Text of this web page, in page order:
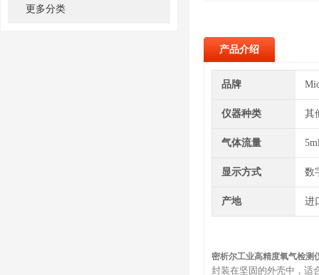
更多分类
产品介绍
品牌
仪器种类 其
气体流量
显示方式 数
产地 进
密析尔工业高精度氧气检测
封装在坚固的外壳中，适